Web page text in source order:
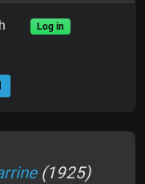
Log in
(1925)